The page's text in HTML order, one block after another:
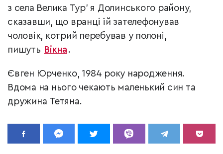
з села Велика Тур’ я Долинського району,
сказавши, що вранці їй зателефонував
чоловік, котрий перебував у полоні,
пишуть Вікна .
Євген Юрченко, 1984 року народження.
Вдома на нього чекають маленький син та
дружина Тетяна.